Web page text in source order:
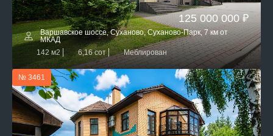
125 000 000 ₽
Варшавское шоссе, Суханово, Суханово-Парк, 7 км от
МКАД
142 м2
6,16 сот Меблирован
№ 3461